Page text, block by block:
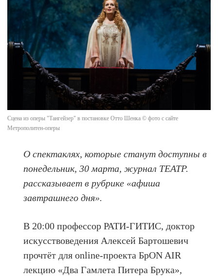
Сцена из оперы "Тангейзер" в постановке Отто Шенка © фото с сайте
Метрополитен-оперы
О спектаклях, которые станут доступны в
понедельник, 30 марта, журнал ТЕАТР.
рассказывает в рубрике «афиша
завтрашнего дня».
В 20:00 профессор РАТИ-ГИТИС, доктор
искусствоведения Алексей Бартошевич
прочтёт для online-проекта БрON AIR
лекцию «Два Гамлета Питера Брука»,